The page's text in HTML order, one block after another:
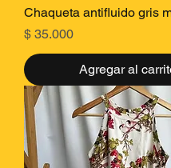
Chaqueta antifluido gris
Precio
$ 35.000
Agregar al